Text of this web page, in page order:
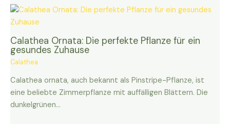
Calathea Ornata: Die perfekte Pflanze für ein
gesundes Zuhause
Calathea
Calathea ornata, auch bekannt als Pinstripe-Pflanze, ist
eine beliebte Zimmerpflanze mit auffälligen Blättern. Die
dunkelgrünen…